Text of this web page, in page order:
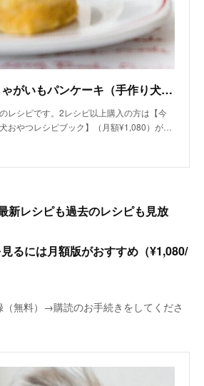
鏡餅風♪分厚いじゃがいもパンケーキ（手作り犬おやつレシピ）/単品購入｜いちかわあやこ（犬ごはん先生）｜note
レシピです。2レシピ以上購入の方は【今
おやつレシピブック】（月額¥1,080）が…
新レシピも過去のレシピも見放
るには月額版がおすすめ（¥1,080/
無料）→購読のお手続きをしてくださ